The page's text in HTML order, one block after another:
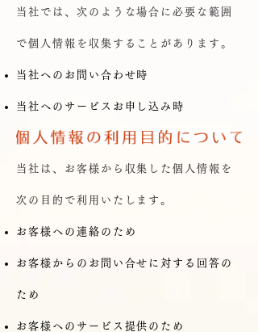
当社では、次のような場合に必要な範囲
で個人情報を収集することがあります。
当社へのお問い合わせ時
当社へのサービスお申し込み時
当社は、お客様から収集した個人情報を
次の目的で利用いたします。
お客様への連絡のため
お客様からのお問い合せに対する回答の
ため
お客様へのサービス提供のため